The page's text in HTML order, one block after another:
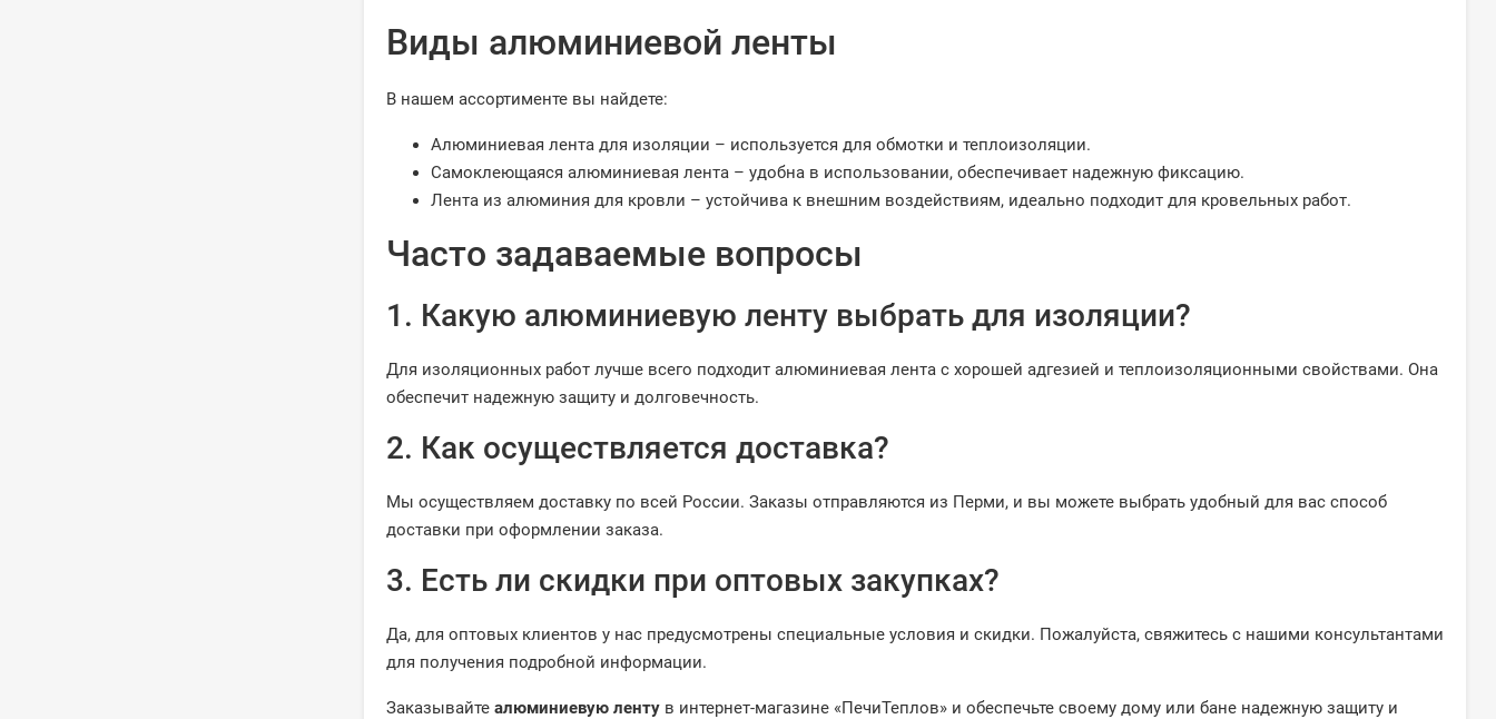
Виды алюминиевой ленты
В нашем ассортименте вы найдете:
Алюминиевая лента для изоляции – используется для обмотки и теплоизоляции.
Самоклеющаяся алюминиевая лента – удобна в использовании, обеспечивает надежную фиксацию.
Лента из алюминия для кровли – устойчива к внешним воздействиям, идеально подходит для кровельных работ.
Часто задаваемые вопросы
1. Какую алюминиевую ленту выбрать для изоляции?
Для изоляционных работ лучше всего подходит алюминиевая лента с хорошей адгезией и теплоизоляционными свойствами. Она
обеспечит надежную защиту и долговечность.
2. Как осуществляется доставка?
Мы осуществляем доставку по всей России. Заказы отправляются из Перми, и вы можете выбрать удобный для вас способ
доставки при оформлении заказа.
3. Есть ли скидки при оптовых закупках?
Да, для оптовых клиентов у нас предусмотрены специальные условия и скидки. Пожалуйста, свяжитесь с нашими консультантами
для получения подробной информации.
Заказывайте алюминиевую ленту в интернет-магазине «ПечиТеплов» и обеспечьте своему дому или бане надежную защиту и